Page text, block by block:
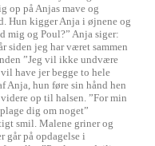
op på Anjas mave og
Hun kigger Anja i øjnene og
mig og Poul?” Anja siger:
siden jeg har været sammen
”Jeg vil ikke undvære
have jer begge to hele
Anja, hun føre sin hånd hen
op til halsen. ”For min
dig om noget”
smil. Malene griner og
går på opdagelse i